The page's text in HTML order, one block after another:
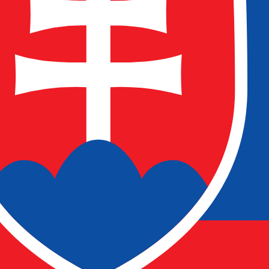
na konzultaci. Podíváme se společně, kde vznikají a jak je
Konzultace zdarma